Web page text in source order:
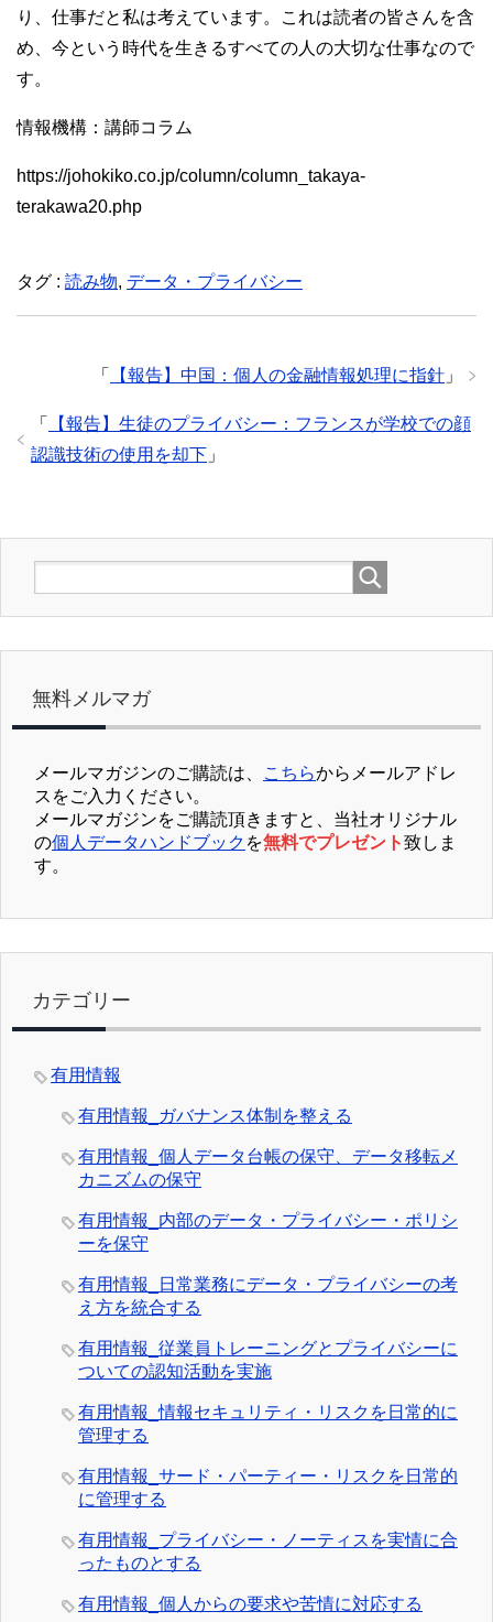
り、仕事だと私は考えています。これは読者の皆さんを含
め、今という時代を生きるすべての人の大切な仕事なので
す。
情報機構：講師コラム
https://johokiko.co.jp/column/column_takaya-
terakawa20.php
タグ : 読み物, データ・プライバシー
「 【報告】中国：個人の金融情報処理に指針 」
「
【報告】生徒のプライバシー：フランスが学校での顔
認識技術の使用を却下 」
無料メルマガ
メールマガジンのご購読は、 こちらからメールアドレ
スをご入力ください。
メールマガジンをご購読頂きますと、当社オリジナル
の個人データハンドブック を無料でプレゼント致しま
す。
カテゴリー
有用情報
有用情報_ガバナンス体制を整える
有用情報_個人データ台帳の保守、データ移転メ
カニズムの保守
有用情報_内部のデータ・プライバシー・ポリシ
ーを保守
有用情報_日常業務にデータ・プライバシーの考
え方を統合する
有用情報_従業員トレーニングとプライバシーに
ついての認知活動を実施
有用情報_情報セキュリティ・リスクを日常的に
管理する
有用情報_サード・パーティー・リスクを日常的
に管理する
有用情報_プライバシー・ノーティスを実情に合
ったものとする
有用情報_個人からの要求や苦情に対応する